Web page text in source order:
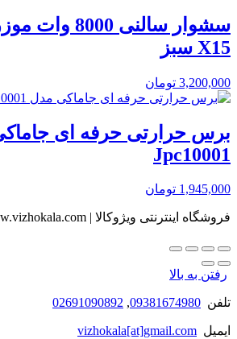
X15 سبز
3,200,000 تومان
برس حرارتی حرفه ای
Jpc10001
1,945,000 تومان
فروشگاه اینترنتی ویژوکالا | www.vizhokala.com
رفتن به بالا
تلفن 09381674980
,
02691090892
ایمیل vizhokala[at]gmail.com